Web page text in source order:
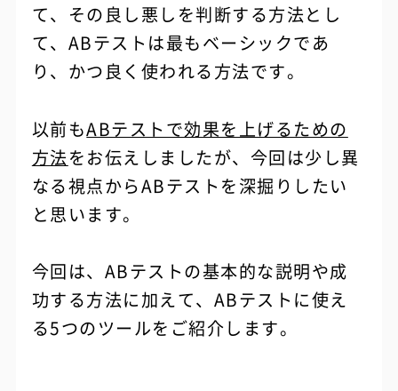
て、その良し悪しを判断する方法とし
て、ABテストは最もベーシックであ
り、かつ良く使われる方法です。
以前もABテストで効果を上げるための
方法をお伝えしましたが、今回は少し異
なる視点からABテストを深掘りしたい
と思います。
今回は、ABテストの基本的な説明や成
功する方法に加えて、ABテストに使え
る5つのツールをご紹介します。